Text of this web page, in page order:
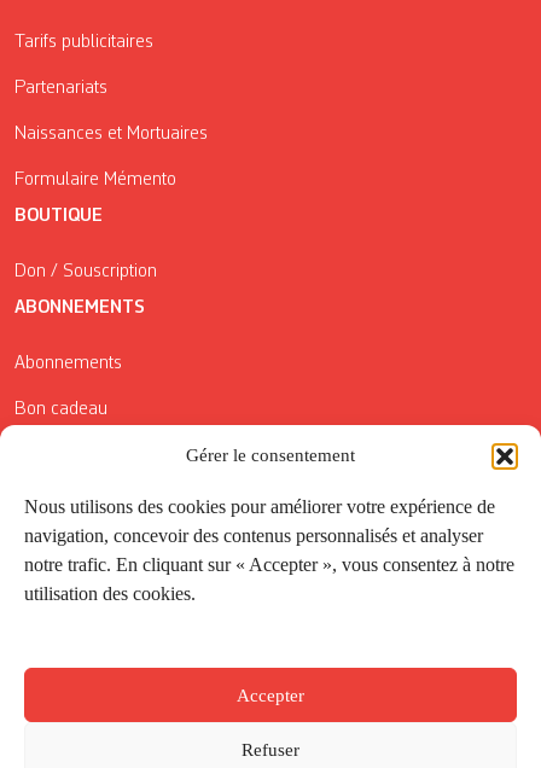
Gérer le consentement
Nous utilisons des cookies pour améliorer votre expérience de
navigation, concevoir des contenus personnalisés et analyser
notre trafic. En cliquant sur « Accepter », vous consentez à notre
utilisation des cookies.
Accepter
Refuser
Tarifs publicitaires
Partenariats
Naissances et Mortuaires
Formulaire Mémento
BOUTIQUE
Don / Souscription
ABONNEMENTS
Abonnements
Bon cadeau
Conditions générales de vente
Réductions de la Carte Côté Courrier
Application